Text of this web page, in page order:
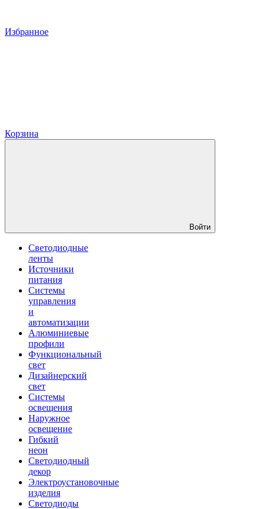
Избранное
Корзина
Войти
Светодиодные
ленты
Источники
питания
Системы
управления
и
автоматизации
Алюминиевые
профили
Функциональный
свет
Дизайнерский
свет
Системы
освещения
Наружное
освещение
Гибкий
неон
Светодиодный
декор
Электроустановочные
изделия
Светодиоды